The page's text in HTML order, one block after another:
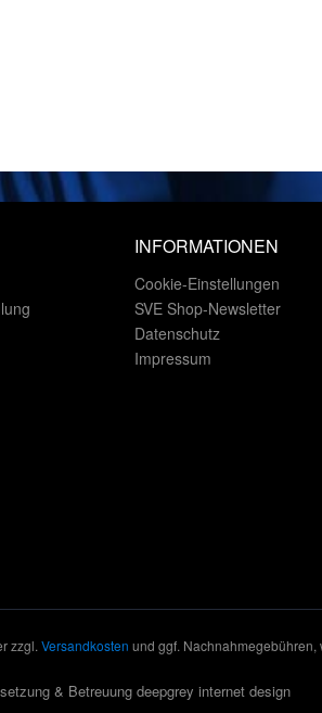
INFORMATIONEN
Cookie-Einstellungen
SVE Shop-Newsletter
Datenschutz
Impressum
zzgl. Versandkosten und ggf.
& Betreuung deepgrey internet design